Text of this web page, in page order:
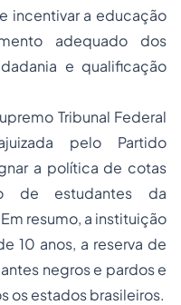
incentivar a educação
adequado dos
e qualificação
Tribunal Federal
pelo Partido
a política de cotas
de estudantes da
resumo, a instituição
10 anos, a reserva de
negros e pardos e
os estados brasileiros.